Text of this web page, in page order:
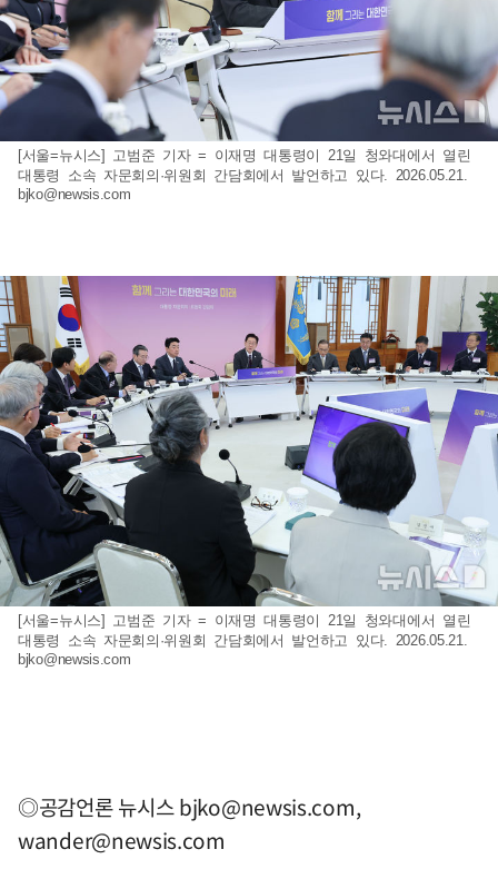
[서울=뉴시스] 고범준 기자 = 이재명 대통령이 21일 청와대에서 열린
대통령 소속 자문회의·위원회 간담회에서 발언하고 있다. 2026.05.21.
bjko@newsis.com
[서울=뉴시스] 고범준 기자 = 이재명 대통령이 21일 청와대에서 열린
대통령 소속 자문회의·위원회 간담회에서 발언하고 있다. 2026.05.21.
bjko@newsis.com
◎공감언론 뉴시스bjko@newsis.com,
wander@newsis.com